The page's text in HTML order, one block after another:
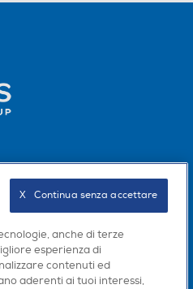
anche di terze
esperienza di
contenuti ed
aderenti ai tuoi interessi,
X   Continua senza accettare